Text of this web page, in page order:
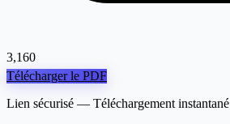
3,160
Télécharger le PDF
Lien sécurisé — Téléchargement instantané